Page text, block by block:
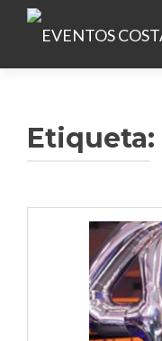
Etiqueta: